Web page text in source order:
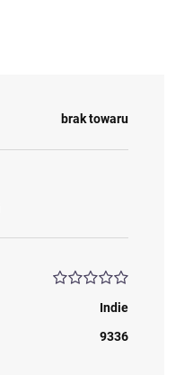
brak towaru
Indie
9336